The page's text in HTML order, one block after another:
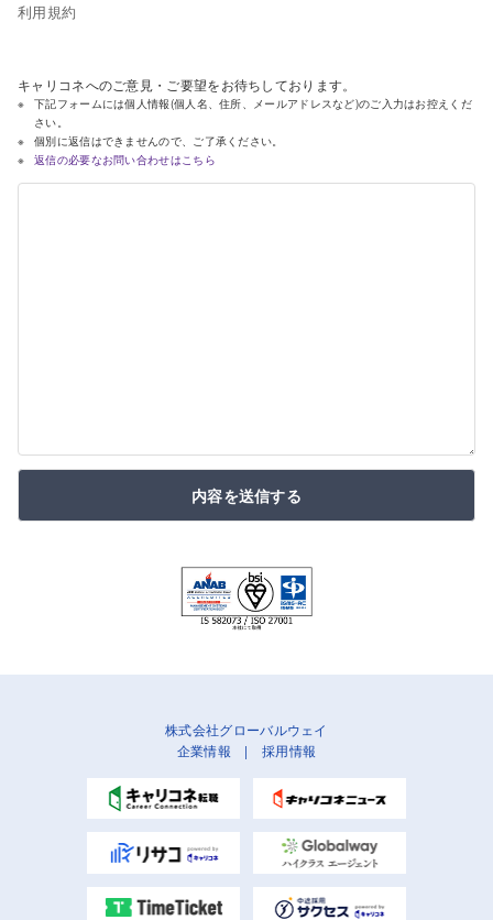
利用規約
キャリコネへのご意見・ご要望をお待ちしております。
下記フォームには個人情報(個人名、住所、メールアドレスなど)のご入力はお控えくだ
さい。
個別に返信はできませんので、ご了承ください。
返信の必要なお問い合わせはこちら
内容を送信する
株式会社グローバルウェイ
企業情報 | 採用情報